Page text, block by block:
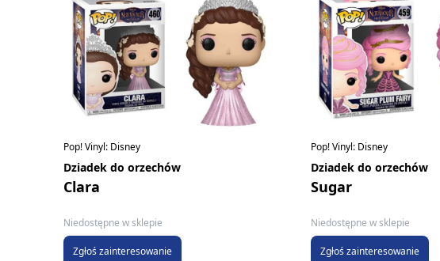
Pop! Vinyl: Disney
Dziadek do orzechów
Clara
Niedostępne w sklepie
Zgłoś zainteresowanie
Pop! Vinyl: Disney
Dziadek do orzechów
Sugar
Niedostępne w sklepie
Zgłoś zainteresowanie